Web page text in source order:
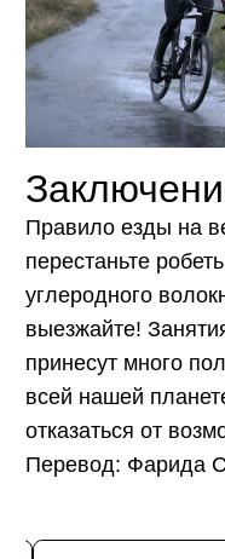
Правило езды на
перестаньте
углеродного
выезжайте!
принесут много
всей нашей
отказаться от
Перевод: Фарида